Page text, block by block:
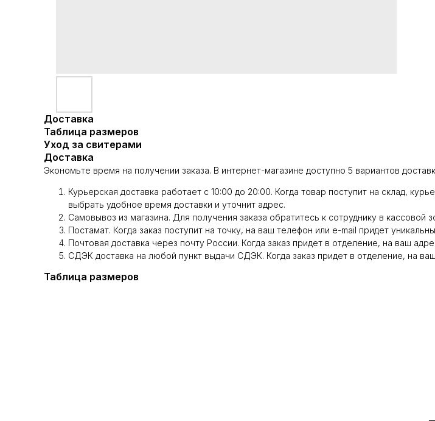
Доставка
Таблица размеров
Уход за свитерами
Доставка
Экономьте время на получении заказа. В интернет-магазине доступно 5 вариантов
Курьерская доставка работает с 10:00 до 20:00. Когда товар поступит на склад,
выбрать удобное время доставки и уточнит адрес.
Самовывоз из магазина. Для получения заказа обратитесь к сотруднику в кассовой
Постамат. Когда заказ поступит на точку, на ваш телефон или e-mail придет
Почтовая доставка через почту России. Когда заказ придет в отделение, на ваш
СДЭК доставка на любой пункт выдачи СДЭК. Когда заказ придет в отделение, на
Таблица размеров